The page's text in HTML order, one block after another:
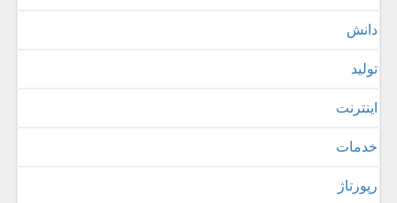
دانش
تولید
اینترنت
خدمات
رپورتاژ